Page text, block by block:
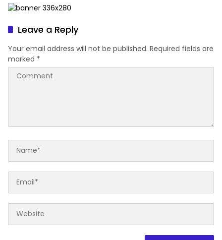
Leave a Reply
Your email address will not be published. Required fields are
marked *